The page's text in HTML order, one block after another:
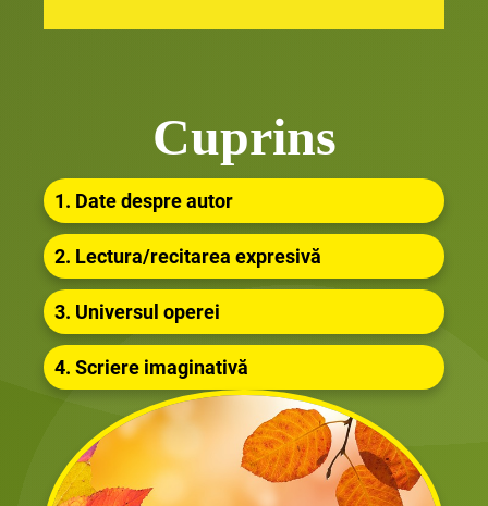
Cuprins
1. Date despre autor
2. Lectura/recitarea expresivă
3. Universul operei
4. Scriere imaginativă